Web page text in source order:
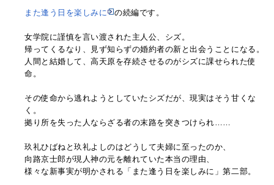
また逢う日を楽しみに の続編です。
女学院に謹慎を言い渡された主人公、シズ。
帰ってくるなり、見ず知らずの婚約者の新と出会うことになる。
人間と結婚して、高天原を存続させるのがシズに課せられた使
命。
その使命から逃れようとしていたシズだが、現実はそう甘くな
く。
拠り所を失った人ならざる者の末路を突きつけられ……
玖礼ひばねと玖礼よしのはどうして夫婦に至ったのか、
向路京士郎が現人神の元を離れていた本当の理由、
様々な新事実が明かされる「また逢う日を楽しみに」第二部。